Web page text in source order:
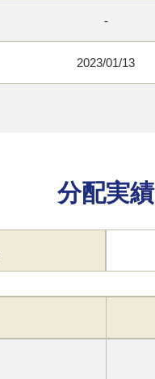
-
2023/01/13
分配実績